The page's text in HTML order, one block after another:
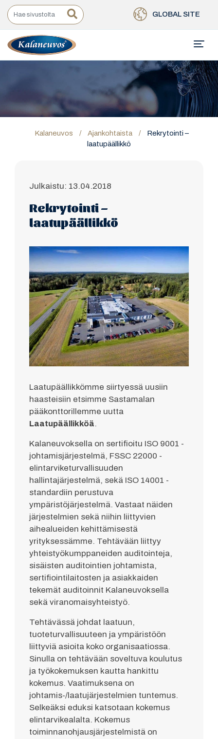
GLOBAL SITE
Kalaneuvos / Ajankohtaista /
Rekrytointi –
laatupäällikkö
Julkaistu: 13.04.2018
Rekrytointi –
laatupäällikkö
Laatupäällikkömme siirtyessä uusiin
haasteisiin etsimme Sastamalan
pääkonttorillemme uutta
Laatupäällikköä.
Kalaneuvoksella on sertifioitu ISO 9001 -
johtamisjärjestelmä, FSSC 22000 -
elintarviketurvallisuuden
hallintajärjestelmä, sekä ISO 14001 -
standardiin perustuva
ympäristöjärjestelmä. Vastaat näiden
järjestelmien sekä niihin liittyvien
aihealueiden kehittämisestä
yrityksessämme. Tehtävään liittyy
yhteistyökumppaneiden auditointeja,
sisäisten auditointien johtamista,
sertifiointilaitosten ja asiakkaiden
tekemät auditoinnit Kalaneuvoksella
sekä viranomaisyhteistyö.
Tehtävässä johdat laatuun,
tuoteturvallisuuteen ja ympäristöön
liittyviä asioita koko organisaatiossa.
Sinulla on tehtävään soveltuva koulutus
ja työkokemuksen kautta hankittu
kokemus. Vaatimuksena on
johtamis-/laatujärjestelmien tuntemus.
Selkeäksi eduksi katsotaan kokemus
elintarvikealalta. Kokemus
toiminnanohjausjärjestelmistä on